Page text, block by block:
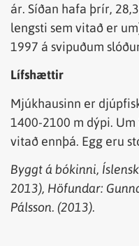
ár. Síðan hafa þrír,
lengsti sem vitað er
1997 á svipuðum
Lífshættir
Mjúkhausinn er
1400-2100 m dýpi.
vitað ennþá. Egg eru
Byggt á bókinni,
2013), Höfundar:
Pálsson. (2013).